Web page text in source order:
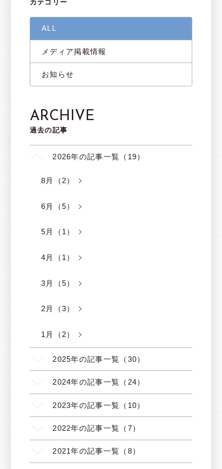
カテゴリー
ALL
メディア掲載情報
お知らせ
ARCHIVE
過去の記事
2026年の記事一覧（19）
8月（2）
6月（5）
5月（1）
4月（1）
3月（5）
2月（3）
1月（2）
2025年の記事一覧（30）
2024年の記事一覧（24）
2023年の記事一覧（10）
2022年の記事一覧（7）
2021年の記事一覧（8）